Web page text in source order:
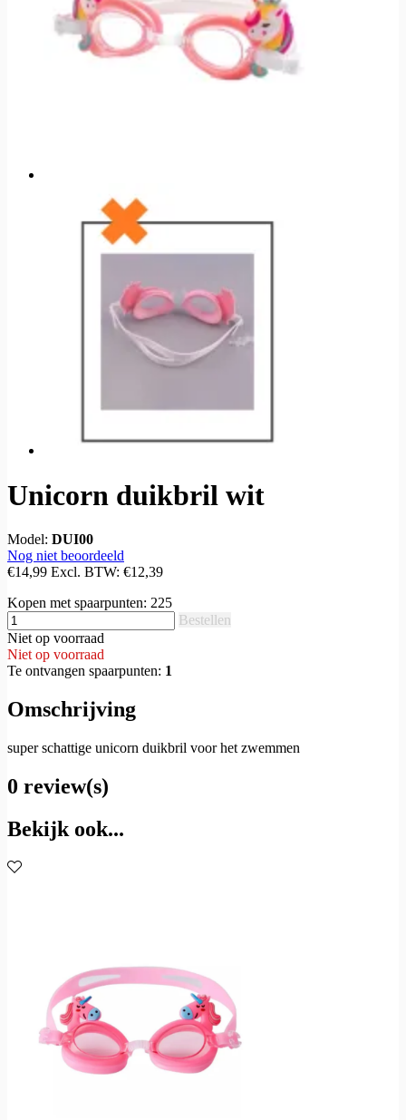
Unicorn duikbril wit
Model: DUI00
Nog niet beoordeeld
€14,99 Excl. BTW: €12,39
Kopen met spaarpunten: 225
Bestellen
Niet op voorraad
Niet op voorraad
Te ontvangen spaarpunten: 1
Omschrijving
super schattige unicorn duikbril voor het zwemmen
0 review(s)
Bekijk ook...